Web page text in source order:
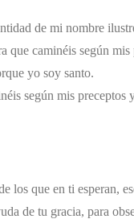
de mi nombre
que caminéis según
yo soy santo.
según mis
los que en ti esperan,
de tu gracia, para